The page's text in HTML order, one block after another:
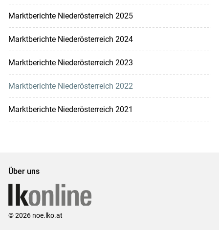
Marktberichte Niederösterreich 2025
Marktberichte Niederösterreich 2024
Marktberichte Niederösterreich 2023
Marktberichte Niederösterreich 2022
Marktberichte Niederösterreich 2021
Über uns
© 2026 noe.lko.at